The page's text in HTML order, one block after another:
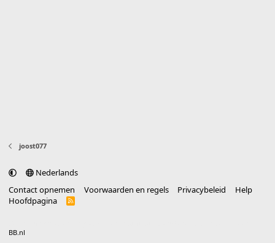
joost077
Nederlands
Contact opnemen
Voorwaarden en regels Privacybeleid
Help
Hoofdpagina
R
BB.nl